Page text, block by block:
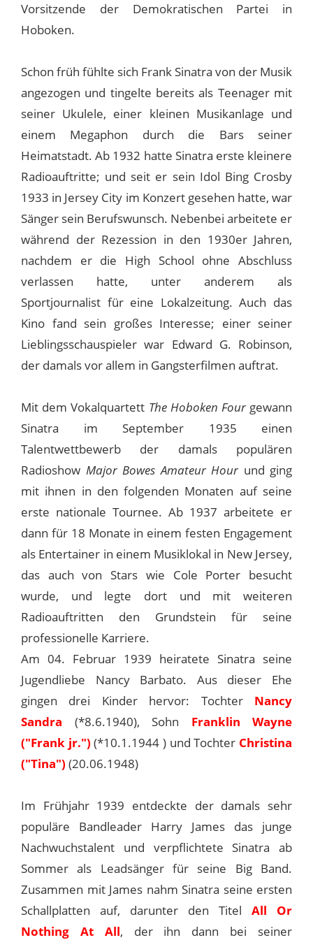
Vorsitzende der Demokratischen Partei in
Hoboken.
Schon früh fühlte sich Frank Sinatra von der Musik
angezogen und tingelte bereits als Teenager mit
seiner Ukulele, einer kleinen Musikanlage und
einem Megaphon durch die Bars seiner
Heimatstadt. Ab 1932 hatte Sinatra erste kleinere
Radioauftritte; und seit er sein Idol Bing Crosby
1933 in Jersey City im Konzert gesehen hatte, war
Sänger sein Berufswunsch. Nebenbei arbeitete er
während der Rezession in den 1930er Jahren,
nachdem er die High School ohne Abschluss
verlassen hatte, unter anderem als
Sportjournalist für eine Lokalzeitung. Auch das
Kino fand sein großes Interesse; einer seiner
Lieblingsschauspieler war Edward G. Robinson,
der damals vor allem in Gangsterfilmen auftrat.
Mit dem Vokalquartett The Hoboken Fourgewann
Sinatra im September 1935 einen
Talentwettbewerb der damals populären
Radioshow Major Bowes Amateur Hourund ging
mit ihnen in den folgenden Monaten auf seine
erste nationale Tournee. Ab 1937 arbeitete er
dann für 18 Monate in einem festen Engagement
als Entertainer in einem Musiklokal in New Jersey,
das auch von Stars wie Cole Porter besucht
wurde, und legte dort und mit weiteren
Radioauftritten den Grundstein für seine
professionelle Karriere.
Am 04. Februar 1939 heiratete Sinatra seine
Jugendliebe Nancy Barbato. Aus dieser Ehe
gingen drei Kinder hervor: Tochter Nancy
Sandra (*8.6.1940), Sohn Franklin Wayne
("Frank jr.") (*10.1.1944 ) und Tochter Christina
("Tina") (20.06.1948)
Im Frühjahr 1939 entdeckte der damals sehr
populäre Bandleader Harry James das junge
Nachwuchstalent und verpflichtete Sinatra ab
Sommer als Leadsänger für seine Big Band.
Zusammen mit James nahm Sinatra seine ersten
Schallplatten auf, darunter den Titel All Or
Nothing At All, der ihn dann bei seiner